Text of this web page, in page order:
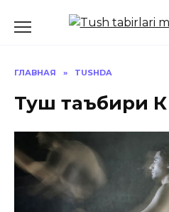
ГЛАВНАЯ » TUSHDA
Туш таъбири К